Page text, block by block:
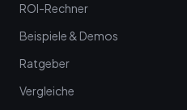
ROI-Rechner
Beispiele & Demos
Ratgeber
Vergleiche